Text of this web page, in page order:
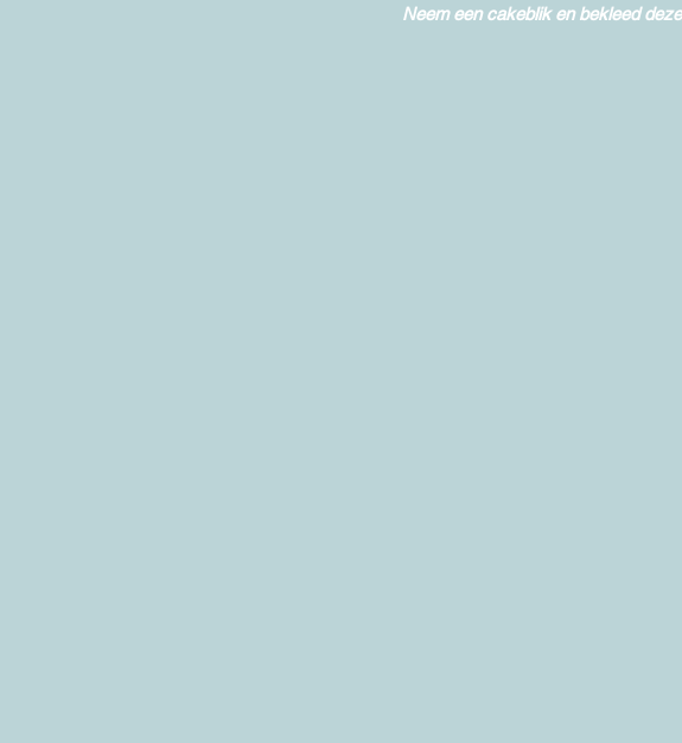
Neem een cakeblik en bekleed